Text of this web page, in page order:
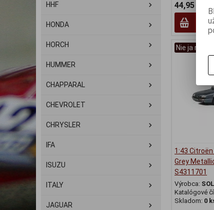
HHF
HONDA
HORCH
HUMMER
CHAPPARAL
CHEVROLET
CHRYSLER
IFA
ISUZU
ITALY
JAGUAR
44,95 EUR
Nie ja na
1:43 Citroën
Grey
S4311701
Výrobca:
Katalógové
Skladom: 0